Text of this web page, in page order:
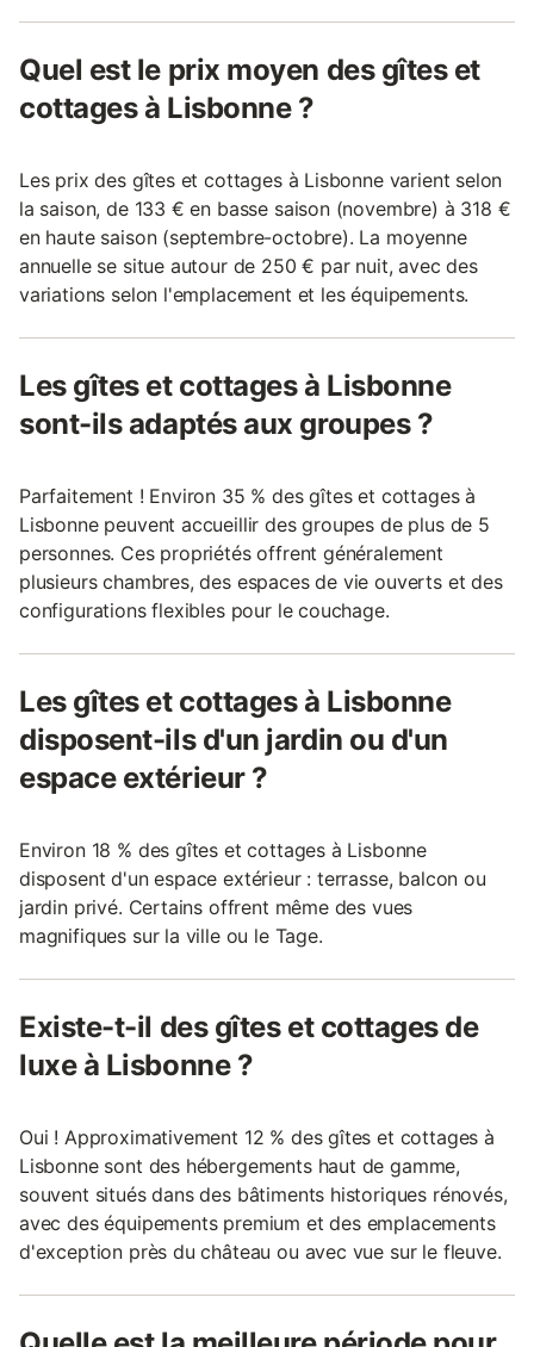
Quel est le prix moyen des gîtes et
cottages à Lisbonne ?
Les prix des gîtes et cottages à Lisbonne varient selon
la saison, de 133 € en basse saison (novembre) à 318 €
en haute saison (septembre-octobre). La moyenne
annuelle se situe autour de 250 € par nuit, avec des
variations selon l'emplacement et les équipements.
Les gîtes et cottages à Lisbonne
sont-ils adaptés aux groupes ?
Parfaitement ! Environ 35 % des gîtes et cottages à
Lisbonne peuvent accueillir des groupes de plus de 5
personnes. Ces propriétés offrent généralement
plusieurs chambres, des espaces de vie ouverts et des
configurations flexibles pour le couchage.
Les gîtes et cottages à Lisbonne
disposent-ils d'un jardin ou d'un
espace extérieur ?
Environ 18 % des gîtes et cottages à Lisbonne
disposent d'un espace extérieur : terrasse, balcon ou
jardin privé. Certains offrent même des vues
magnifiques sur la ville ou le Tage.
Existe-t-il des gîtes et cottages de
luxe à Lisbonne ?
Oui ! Approximativement 12 % des gîtes et cottages à
Lisbonne sont des hébergements haut de gamme,
souvent situés dans des bâtiments historiques rénovés,
avec des équipements premium et des emplacements
d'exception près du château ou avec vue sur le fleuve.